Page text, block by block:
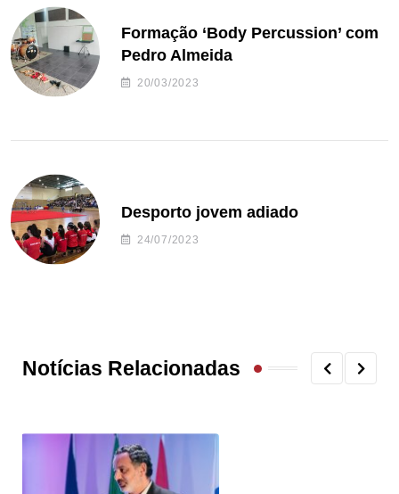
Formação ‘Body Percussion’ com
Pedro Almeida
20/03/2023
Desporto jovem adiado
24/07/2023
Notícias Relacionadas